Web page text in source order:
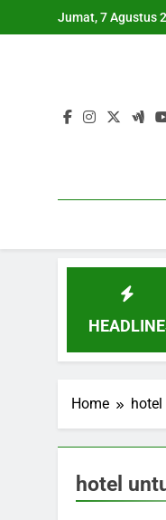
to
Jumat, 7 Agustus
Home
hotel